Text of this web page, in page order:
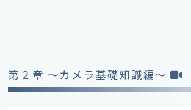
第２章 〜カメラ基礎知識編〜